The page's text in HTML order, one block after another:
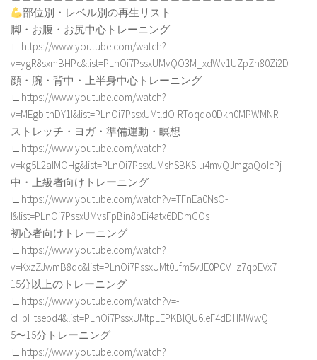
部位別・レベル別の再生リスト
脚・お腹・お尻中心トレーニング
∟https://www.youtube.com/watch?
v=ygR8sxmBHPc&list=PLnOi7PssxUMvQO3M_xdWv1UZpZn80Zi2D
顔・腕・背中・上半身中心トレーニング
∟https://www.youtube.com/watch?
v=MEgbItnDY1I&list=PLnOi7PssxUMtldO-RToqdo0Dkh0MPWMNR
ストレッチ・ヨガ・準備運動・瞑想
∟https://www.youtube.com/watch?
v=kg5L2aIMOHg&list=PLnOi7PssxUMshSBKS-u4mvQJmgaQoIcPj
中・上級者向けトレーニング
∟https://www.youtube.com/watch?v=TFnEa0NsO-
I&list=PLnOi7PssxUMvsFpBin8pEi4atx6DDmGOs
初心者向けトレーニング
∟https://www.youtube.com/watch?
v=KxzZJwmB8qc&list=PLnOi7PssxUMt0Jfm5vJE0PCV_z7qbEVx7
15分以上のトレーニング
∟https://www.youtube.com/watch?v=-
cHbHtsebd4&list=PLnOi7PssxUMtpLEPKBlQU6leF4dDHMWwQ
5〜15分トレーニング
∟https://www.youtube.com/watch?